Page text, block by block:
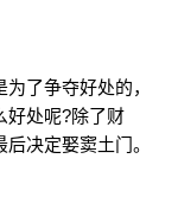
了争夺好处的，
好处呢?除了财
决定娶窦土门。